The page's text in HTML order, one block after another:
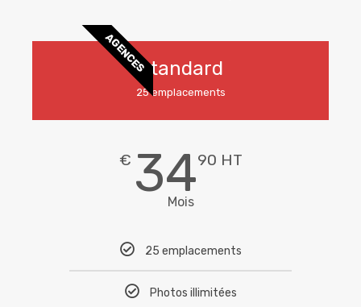
AGENCESStandard
25 emplacements
€ 3490 HT
Mois
25 emplacements
Photos illimitées